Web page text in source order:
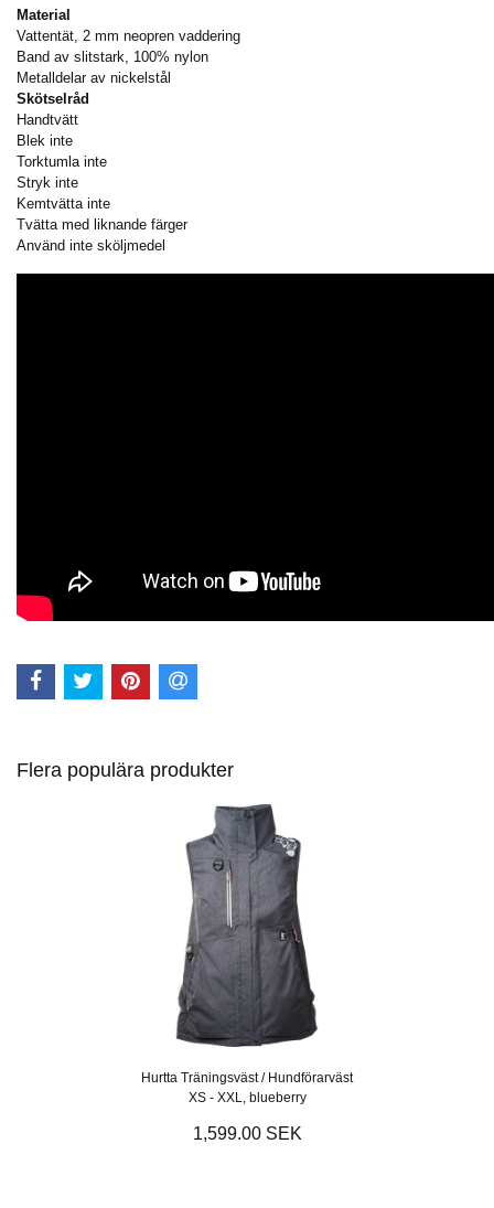
Material
Vattentät, 2 mm neopren vaddering
Band av slitstark, 100% nylon
Metalldelar av nickelstål
Skötselråd
Handtvätt
Blek inte
Torktumla inte
Stryk inte
Kemtvätta inte
Tvätta med liknande färger
Använd inte sköljmedel
Flera populära produkter
Hurtta Träningsväst / Hundförarväst
XS - XXL, blueberry
1,599.00 SEK